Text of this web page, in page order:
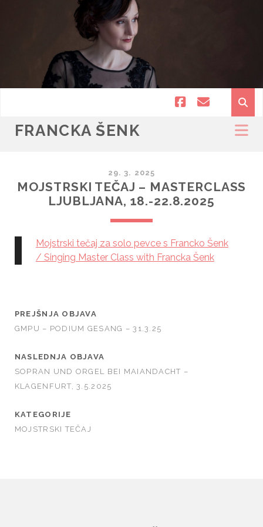
facebook
email
FRANCKA ŠENK
29. 3. 2025
MOJSTRSKI TEČAJ – MASTERCLASS
LJUBLJANA, 18.-22.8.2025
Mojstrski tečaj za solo pevce s Francko Šenk
/ Singing Master Class with Francka Šenk
PREJŠNJA OBJAVA
GMPU – PODIUM GESANG – 31.3.25
NASLEDNJA OBJAVA
SOPRAN UND ORGEL BEI MAIANDACHT –
KLAGENFURT, 3.5.2025
KATEGORIJE
MOJSTRSKI TEČAJ